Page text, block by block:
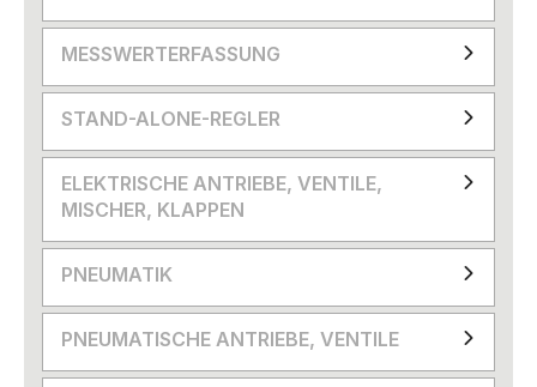
MESSWERTERFASSUNG
STAND-ALONE-REGLER
ELEKTRISCHE ANTRIEBE, VENTILE,
MISCHER, KLAPPEN
PNEUMATIK
PNEUMATISCHE ANTRIEBE, VENTILE